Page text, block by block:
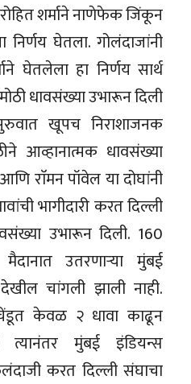
शर्माने नाणेफेक जिंकून
निर्णय घेतला. गोलंदाजांनी
घेतलेला हा निर्णय सार्थ
धावसंख्या उभारून दिली
खूपच निराशाजनक
आव्हानात्मक धावसंख्या
राॅमन पॉवेल या दोघांनी
भागीदारी करत दिल्ली
उभारून दिली. 160
उतरणार्‍या मुंबई
चांगली झाली नाही.
चेंडूत केवळ २ धावा काढून
त्यानंतर मुंबई इंडियन्स
करत दिल्ली संघाचा